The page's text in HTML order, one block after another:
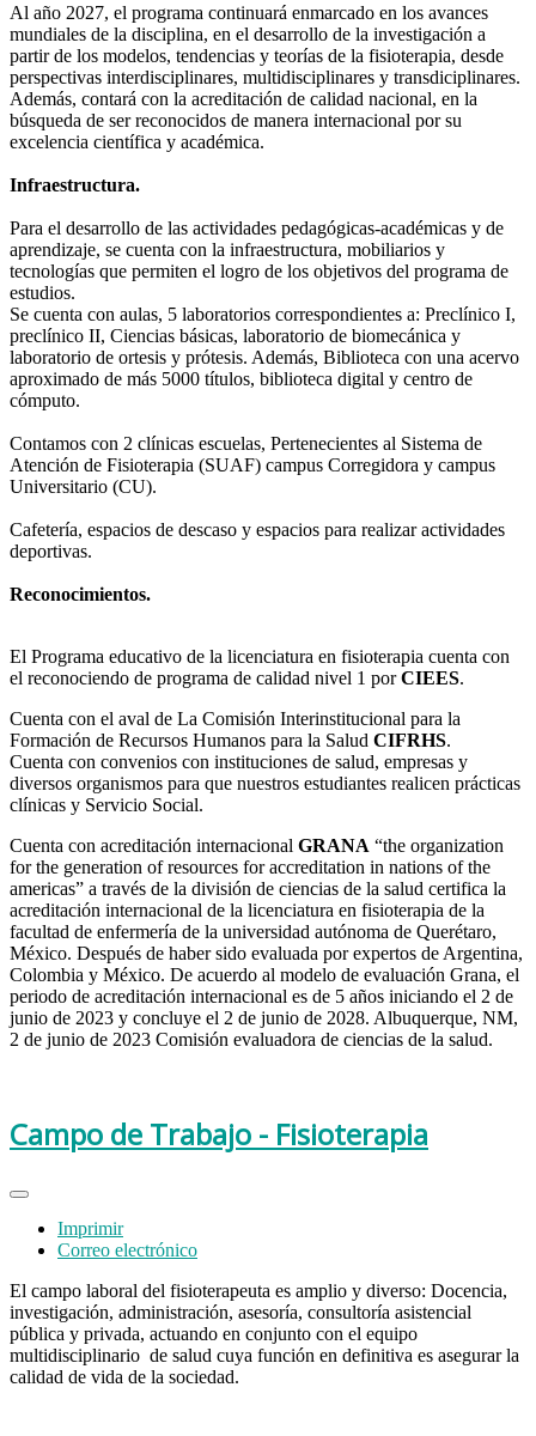
Al año 2027, el programa continuará enmarcado en los avances
mundiales de la disciplina, en el desarrollo de la investigación a
partir de los modelos, tendencias y teorías de la fisioterapia, desde
perspectivas interdisciplinares, multidisciplinares y transdiciplinares.
Además, contará con la acreditación de calidad nacional, en la
búsqueda de ser reconocidos de manera internacional por su
excelencia científica y académica.
Infraestructura.
Para el desarrollo de las actividades pedagógicas-académicas y de
aprendizaje, se cuenta con la infraestructura, mobiliarios y
tecnologías que permiten el logro de los objetivos del programa de
estudios.
Se cuenta con aulas, 5 laboratorios correspondientes a: Preclínico I,
preclínico II, Ciencias básicas, laboratorio de biomecánica y
laboratorio de ortesis y prótesis. Además, Biblioteca con una acervo
aproximado de más 5000 títulos, biblioteca digital y centro de
cómputo.
Contamos con 2 clínicas escuelas, Pertenecientes al Sistema de
Atención de Fisioterapia (SUAF) campus Corregidora y campus
Universitario (CU).
Cafetería, espacios de descaso y espacios para realizar actividades
deportivas.
Reconocimientos.
El Programa educativo de la licenciatura en fisioterapia cuenta con
el reconociendo de programa de calidad nivel 1 porCIEES.
Cuenta con el aval de La Comisión Interinstitucional para la
Formación de Recursos Humanos para la Salud CIFRHS.
Cuenta con convenios con instituciones de salud, empresas y
diversos organismos para que nuestros estudiantes realicen prácticas
clínicas y Servicio Social.
Cuenta con acreditación internacional GRANA “the organization
for the generation of resources for accreditation in nations of the
americas” a través de la división de ciencias de la salud certifica la
acreditación internacional de la licenciatura en fisioterapia de la
facultad de enfermería de la universidad autónoma de Querétaro,
México. Después de haber sido evaluada por expertos de Argentina,
Colombia y México. De acuerdo al modelo de evaluación Grana, el
periodo de acreditación internacional es de 5 años iniciando el 2 de
junio de 2023 y concluye el 2 de junio de 2028. Albuquerque, NM,
2 de junio de 2023 Comisión evaluadora de ciencias de la salud.
Campo de Trabajo - Fisioterapia
Imprimir
Correo electrónico
El campo laboral del fisioterapeuta es amplio y diverso: Docencia,
investigación, administración, asesoría, consultoría asistencial
pública y privada, actuando en conjunto con el equipo
multidisciplinario de salud cuya función en definitiva es asegurar la
calidad de vida de la sociedad.